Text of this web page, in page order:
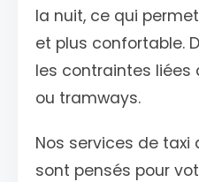
la nuit, ce qui
et plus confortable.
les contraintes liées
ou tramways.
Nos services de taxi
sont pensés pour